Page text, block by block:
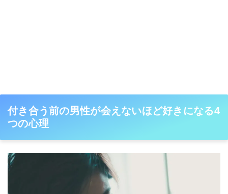
付き合う前の男性が会えないほど好きになる4
つの心理